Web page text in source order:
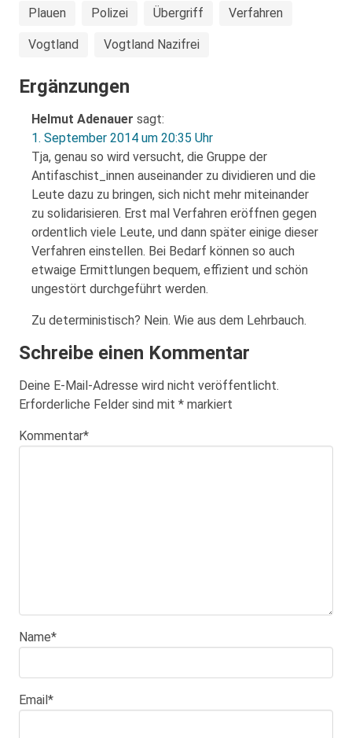
Plauen Polizei Übergriff Verfahren
Vogtland Vogtland Nazifrei
Ergänzungen
Helmut Adenauer sagt:
1. September 2014 um 20:35 Uhr
Tja, genau so wird versucht, die Gruppe der
Antifaschist_innen auseinander zu dividieren und die
Leute dazu zu bringen, sich nicht mehr miteinander
zu solidarisieren. Erst mal Verfahren eröffnen gegen
ordentlich viele Leute, und dann später einige dieser
Verfahren einstellen. Bei Bedarf können so auch
etwaige Ermittlungen bequem, effizient und schön
ungestört durchgeführt werden.
Zu deterministisch? Nein. Wie aus dem Lehrbauch.
Schreibe einen Kommentar
Deine E-Mail-Adresse wird nicht veröffentlicht.
Erforderliche Felder sind mit * markiert
Kommentar*
Name*
Email*